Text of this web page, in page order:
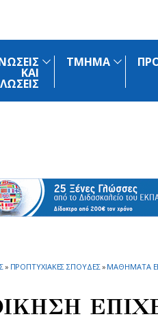
ΚΑΙ
ΤΜΗΜΑ
» ΠΡΟΠΤΥΧΙΑΚΕΣ ΣΠΟΥΔΕΣ» ΜΑΘΗΜΑΤΑ